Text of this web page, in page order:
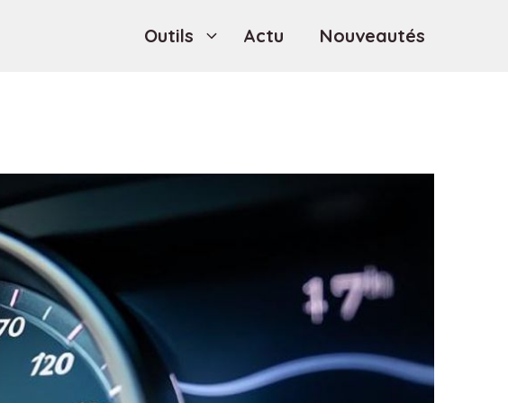
Outils Actu Nouveautés